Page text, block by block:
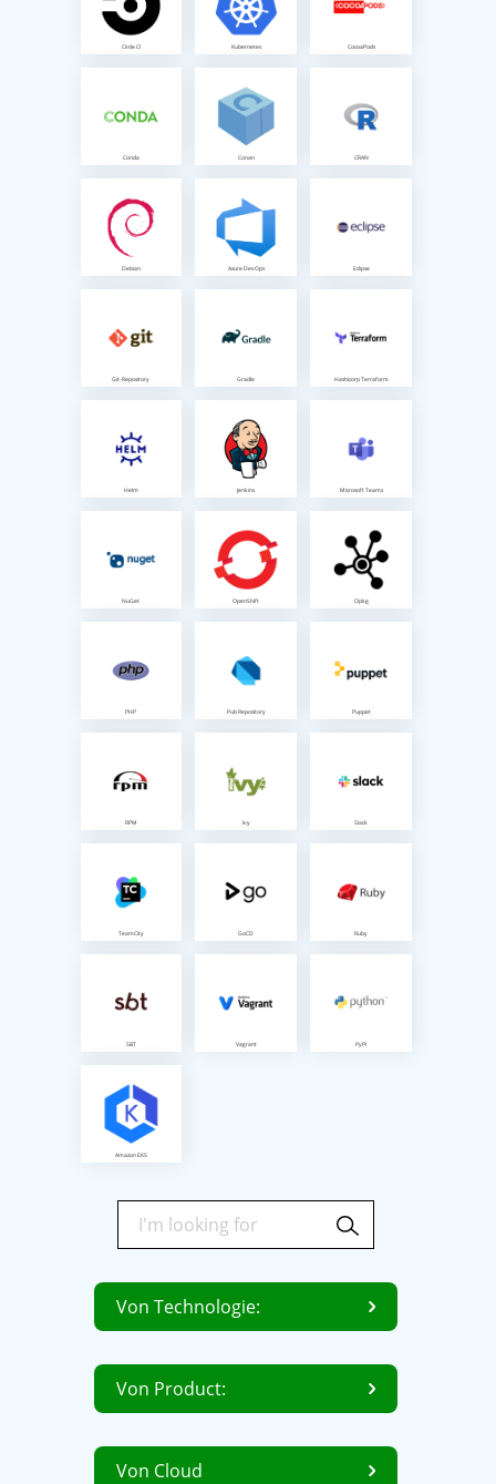
Von Technologie:
Von Product:
Von Cloud
Circle CI Kubernetes CocoaPods
Conda Conan CRAN
Debian Azure DevOps Eclipse
Git-Repository Gradle Hashicorp Terraform
Helm Jenkins Microsoft Teams
NuGet OpenShift Opkg
PHP Pub Repository Puppet
RPM Ivy Slack
TeamCity GoCD Ruby
SBT Vagrant PyPI
Amazon EKS